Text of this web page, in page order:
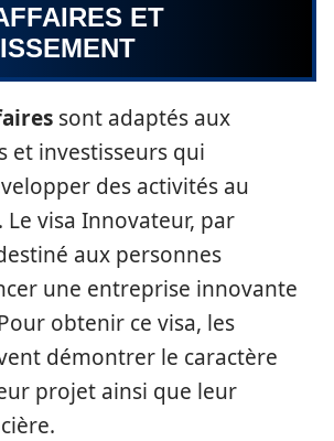
ET
sont adaptés aux
et investisseurs qui
des activités au
Le visa Innovateur, par
aux personnes
une entreprise innovante
obtenir ce visa, les
démontrer le caractère
projet ainsi que leur